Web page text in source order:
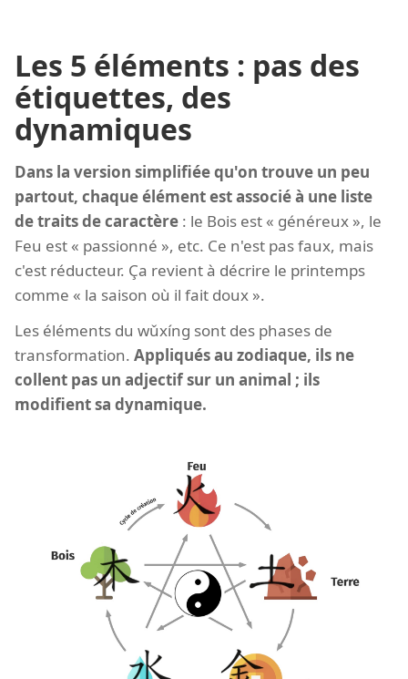
Les 5 éléments : pas des
étiquettes, des
dynamiques
Dans la version simplifiée qu'on trouve un peu
partout, chaque élément est associé à une liste
de traits de caractère : le Bois est « généreux », le
Feu est « passionné », etc. Ce n'est pas faux, mais
c'est réducteur. Ça revient à décrire le printemps
comme « la saison où il fait doux ».
Les éléments du wǔxíng sont des phases de
transformation. Appliqués au zodiaque, ils ne
collent pas un adjectif sur un animal ; ils
modifient sa dynamique.